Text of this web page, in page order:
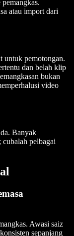
atau import dari
untuk pemotongan.
dan belah klip
bukan
video
Banyak
cubalah pelbagai
Awasi saiz
sepanjang